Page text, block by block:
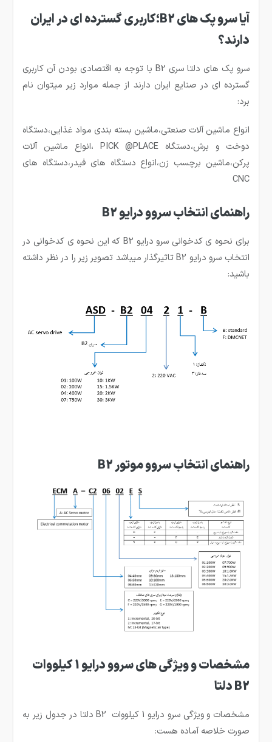
آیا سرو پک های B2؛کاربری گسترده ای در ایران
دارند؟
سرو پک های دلتا سری B2 با توجه به اقتصادی بودن آن کاربری
گسترده ای در صنایع ایران دارند از جمله موارد زیر میتوان نام
برد:
انواع ماشین آلات صنعتی،ماشین بسته بندی مواد غذایی،دستگاه
دوخت و برش،دستگاه PICK @PLACE ،انواع ماشین آلات
پرکن،ماشین برچسب زن،انواع دستگاه های فیدر،دستگاه های
CNC
راهنمای انتخاب سروو درایو B2
برای نحوه ی کدخوانی سرو درایو B2 که این نحوه ی کدخوانی در
انتخاب سرو درایو B2 تاثیرگذار میباشد تصویر زیر را در نظر داشته
باشید:
راهنمای انتخاب سروو موتور B2
مشخصات و ویژگی های سروو درایو 1 کیلووات
B2 دلتا
مشخصات و ویژگی سرو درایو 1 کیلووات B2 دلتا در جدول زیر به
صورت خلاصه آماده هست: